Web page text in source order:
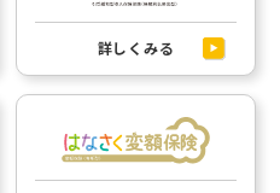
詳しくみる